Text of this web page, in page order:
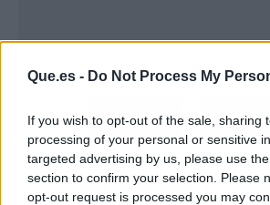
Que.es - Do Not Process My
If you wish to opt-out of the sale, sharing
processing of your personal or sensitive
targeted advertising by us, please use
section to confirm your selection. Please
opt-out request is processed you may
Atrás